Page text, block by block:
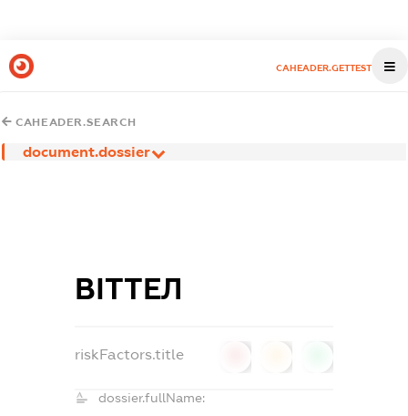
CAHEADER.GETTEST
CAHEADER.SEARCH
document.dossier
ВІТТЕЛ
riskFactors.title
dossier.fullName: